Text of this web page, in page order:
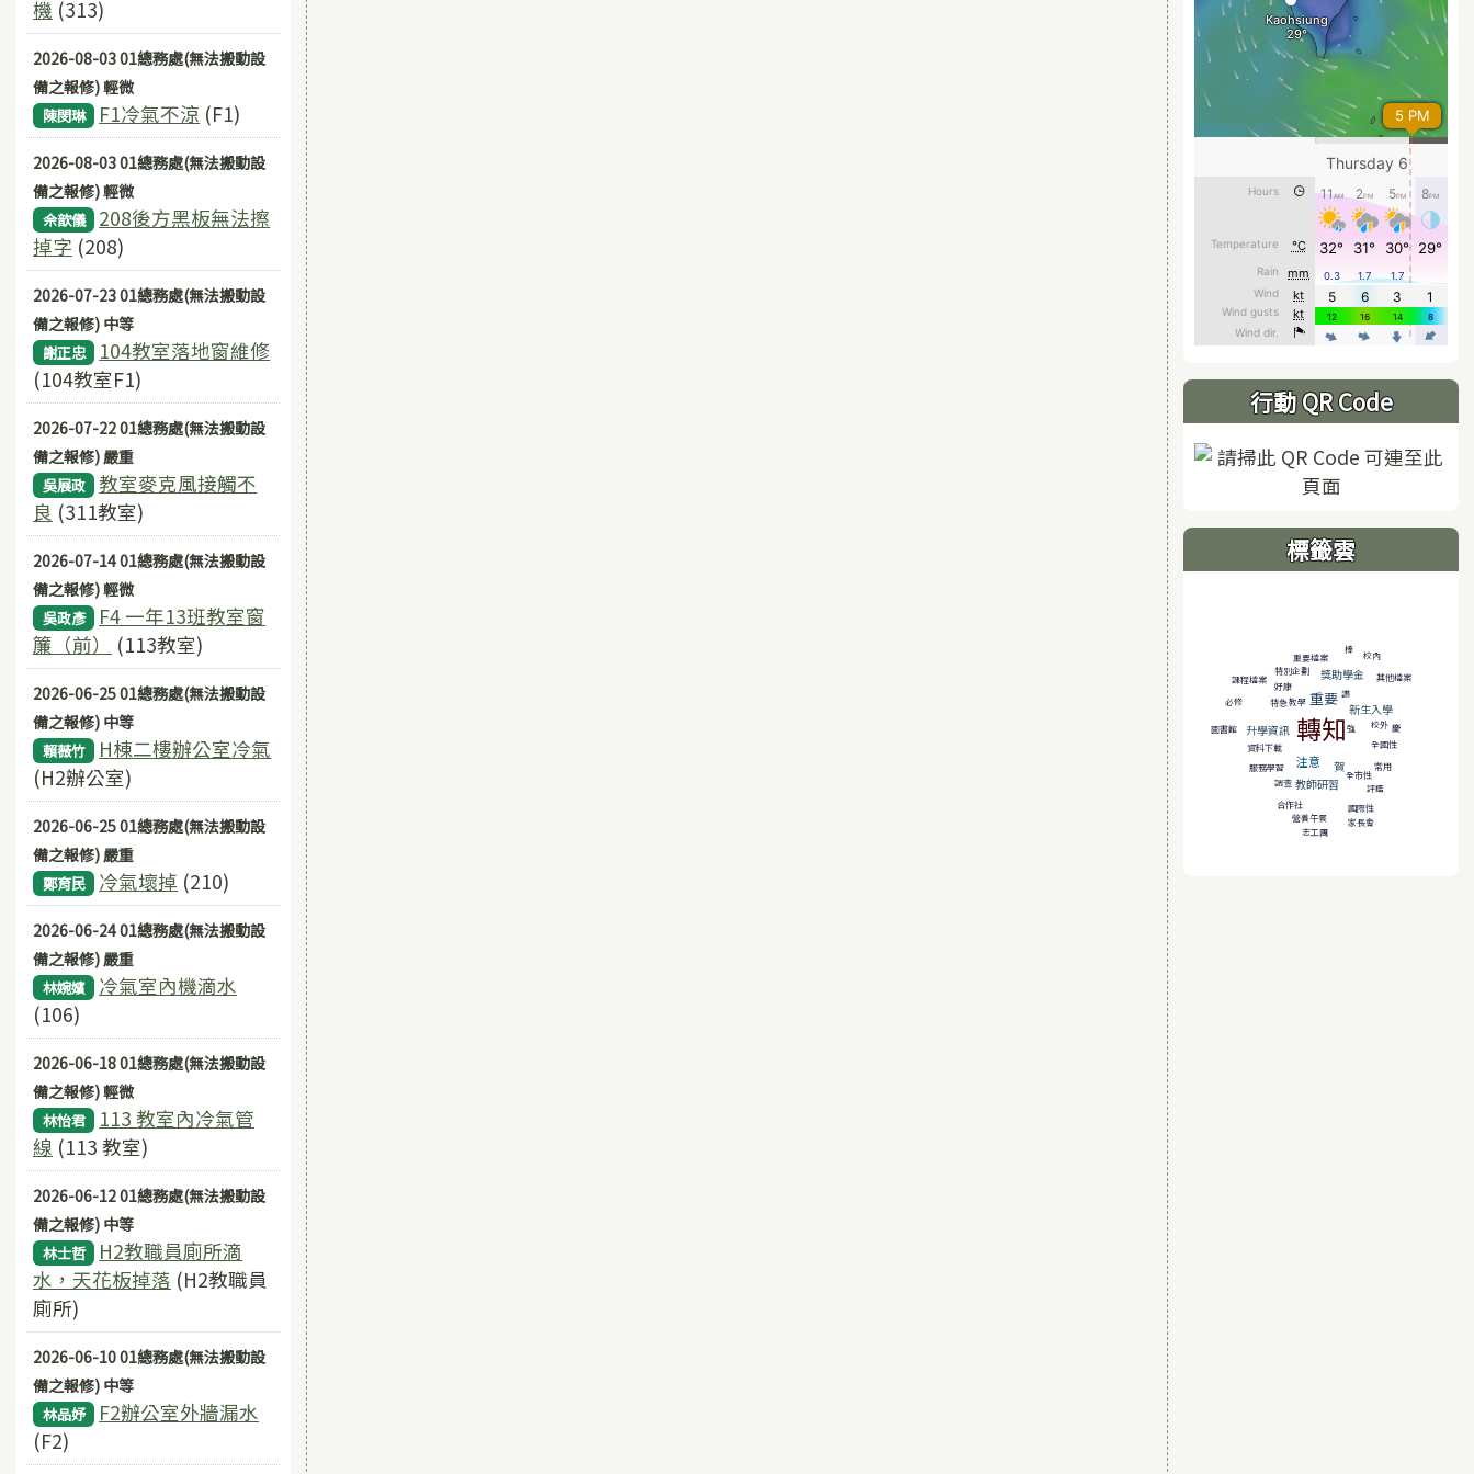
機 (313)
2026-08-03 01總務處(無法搬動設
備之報修) 輕微
陳閔琳 F1冷氣不涼 (F1)
2026-08-03 01總務處(無法搬動設
備之報修) 輕微
佘歆儀
208後方黑板無法擦
掉字 (208)
2026-07-23 01總務處(無法搬動設
備之報修) 中等
謝正忠
104教室落地窗維修
(104教室F1)
2026-07-22 01總務處(無法搬動設
備之報修) 嚴重
吳展政
教室麥克風接觸不
良 (311教室)
2026-07-14 01總務處(無法搬動設
備之報修) 輕微
吳政彥
F4 一年13班教室窗
簾（前）
(113教室)
2026-06-25 01總務處(無法搬動設
備之報修) 中等
賴薇竹
H棟二樓辦公室冷氣
(H2辦公室)
2026-06-25 01總務處(無法搬動設
備之報修) 嚴重
鄭育民 冷氣壞掉 (210)
2026-06-24 01總務處(無法搬動設
備之報修) 嚴重
林婉嬪
冷氣室內機滴水
(106)
2026-06-18 01總務處(無法搬動設
備之報修) 輕微
林怡君
113 教室內冷氣管
線 (113 教室)
2026-06-12 01總務處(無法搬動設
備之報修) 中等
林士哲
H2教職員廁所滴
水，天花板掉落 (H2教職員
廁所)
2026-06-10 01總務處(無法搬動設
備之報修) 中等
林品妤
F2辦公室外牆漏水
(F2)
行動 QR Code
標籤雲
課程檔案
重要
獎助學金
特急
好康
特別企劃
重要檔案
棒
校內
必修 教學
讚
其他檔案
圖書館 升學資訊 轉知 強
新生入學
校外
資料下載
慶
服務學習 注意
調查 教師研習
賀
全國性
全市性
常用
合作社
評鑑
營養午餐
志工團
家長會
國際性